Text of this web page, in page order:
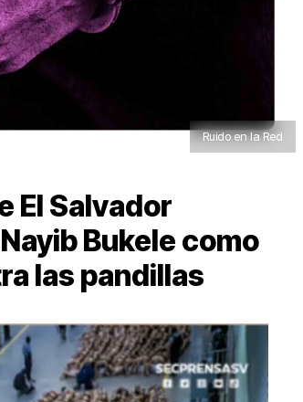
Ruido en la Red
El Salvador
Bukele como
las pandillas